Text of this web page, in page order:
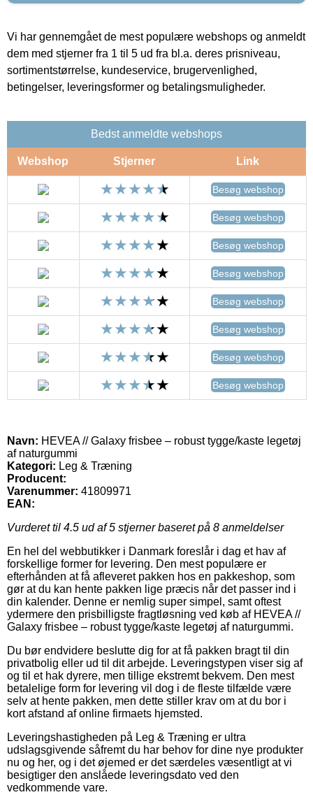
Vi har gennemgået de mest populære webshops og anmeldt
dem med stjerner fra 1 til 5 ud fra bl.a. deres prisniveau,
sortimentstørrelse, kundeservice, brugervenlighed,
betingelser, leveringsformer og betalingsmuligheder.
Bedst anmeldte webshops
Webshop Stjerner Link
Besøg webshop
Besøg webshop
Besøg webshop
Besøg webshop
Besøg webshop
Besøg webshop
Besøg webshop
Besøg webshop
Navn: HEVEA // Galaxy frisbee – robust tygge/kaste legetøj
af naturgummi
Kategori: Leg & Træning
Producent:
Varenummer: 41809971
EAN:
Vurderet til 4.5 ud af 5 stjerner baseret på 8 anmeldelser
En hel del webbutikker i Danmark foreslår i dag et hav af
forskellige former for levering. Den mest populære er
efterhånden at få afleveret pakken hos en pakkeshop, som
gør at du kan hente pakken lige præcis når det passer ind i
din kalender. Denne er nemlig super simpel, samt oftest
ydermere den prisbilligste fragtløsning ved køb af HEVEA //
Galaxy frisbee – robust tygge/kaste legetøj af naturgummi.
Du bør endvidere beslutte dig for at få pakken bragt til din
privatbolig eller ud til dit arbejde. Leveringstypen viser sig af
og til et hak dyrere, men tillige ekstremt bekvem. Den mest
betalelige form for levering vil dog i de fleste tilfælde være
selv at hente pakken, men dette stiller krav om at du bor i
kort afstand af online firmaets hjemsted.
Leveringshastigheden på Leg & Træning er ultra
udslagsgivende såfremt du har behov for dine nye produkter
nu og her, og i det øjemed er det særdeles væsentligt at vi
besigtiger den anslåede leveringsdato ved den
vedkommende vare.